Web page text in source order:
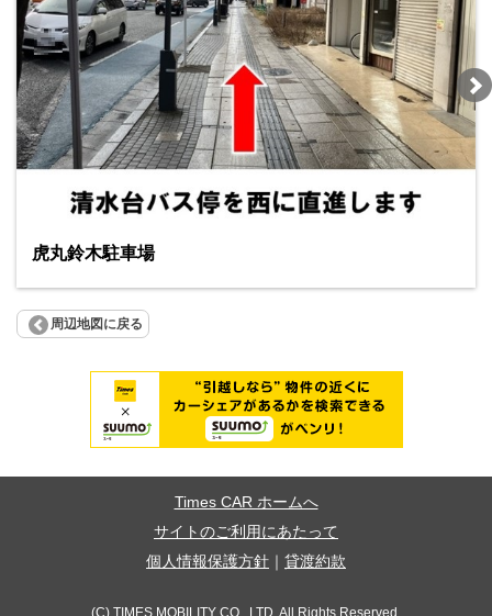
虎丸鈴木駐車場
周辺地図に戻る
Times CAR ホームへ
サイトのご利用にあたって
個人情報保護方針
貸渡約款